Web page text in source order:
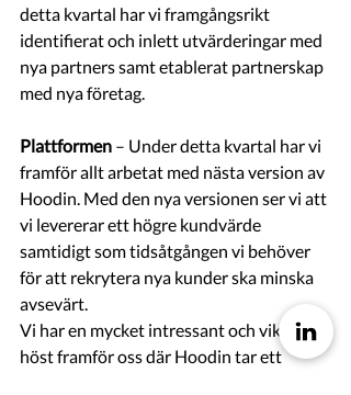
detta kvartal har vi framgångsrikt
identifierat och inlett utvärderingar med
nya partners samt etablerat partnerskap
med nya företag.
Plattformen – Under detta kvartal har vi
framför allt arbetat med nästa version av
Hoodin. Med den nya versionen ser vi att
vi levererar ett högre kundvärde
samtidigt som tidsåtgången vi behöver
för att rekrytera nya kunder ska minska
avsevärt.
Vi har en mycket intressant och viktig
höst framför oss där Hoodin tar ett